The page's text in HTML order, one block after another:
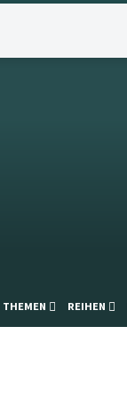
THEMEN REIHEN